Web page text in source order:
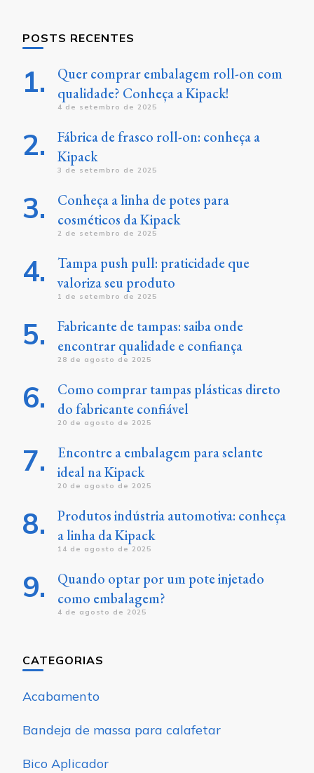
POSTS RECENTES
Quer comprar embalagem roll-on com
qualidade? Conheça a Kipack!
4 de setembro de 2025
Fábrica de frasco roll-on: conheça a
Kipack
3 de setembro de 2025
Conheça a linha de potes para
cosméticos da Kipack
2 de setembro de 2025
Tampa push pull: praticidade que
valoriza seu produto
1 de setembro de 2025
Fabricante de tampas: saiba onde
encontrar qualidade e confiança
28 de agosto de 2025
Como comprar tampas plásticas direto
do fabricante confiável
20 de agosto de 2025
Encontre a embalagem para selante
ideal na Kipack
20 de agosto de 2025
Produtos indústria automotiva: conheça
a linha da Kipack
14 de agosto de 2025
Quando optar por um pote injetado
como embalagem?
4 de agosto de 2025
CATEGORIAS
Acabamento
Bandeja de massa para calafetar
Bico Aplicador